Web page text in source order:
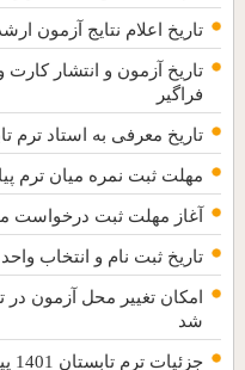
تاریخ اعلام نتایج آزمون ارشد
تاریخ آزمون و انتشار
فراگیر
تاریخ معرفی به استاد ترم تابستان 1401
مهلت ثبت نمره میان ترم
آغاز مهلت ثبت درخواست
تاریخ ثبت نام و انتخاب واحد ترم تابستان
شد